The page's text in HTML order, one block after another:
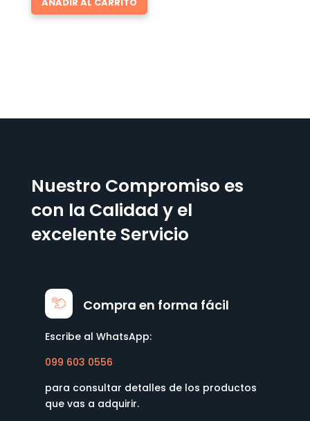
Nuestro Compromiso es
con la Calidad y el
excelente Servicio
Compra en forma fácil
Escribe al WhatsApp:
099 603 0556
para consultar detalles de los productos
que vas a adquirir.